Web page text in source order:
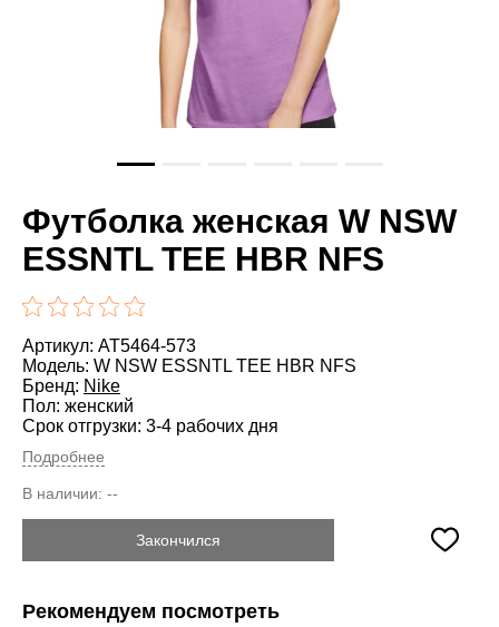
Футболка женская W NSW
ESSNTL TEE HBR NFS
Артикул: AT5464-573
Модель: W NSW ESSNTL TEE HBR NFS
Бренд: Nike
Пол: женский
Срок отгрузки: 3-4 рабочих дня
Подробнее
В наличии: --
Закончился
Рекомендуем посмотреть